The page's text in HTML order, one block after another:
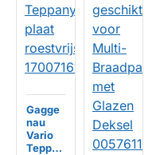
Gagge
nau
Vario
Teppan